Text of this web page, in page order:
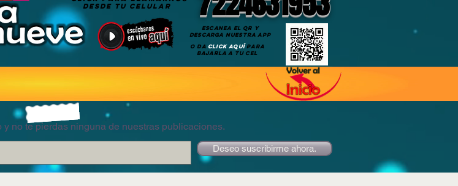
DESDE TU CELULAR
ESCANEA EL QR Y
DESCARGA NUESTRA APP
O DA CLICK AQUÍPARA
BAJARLA A TU CEL
y no te pierdas ninguna de nuestras publicaciones.
Deseo suscribirme ahora.